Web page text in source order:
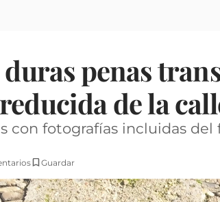
duras penas
de la
con fotografías incluidas
Guardar